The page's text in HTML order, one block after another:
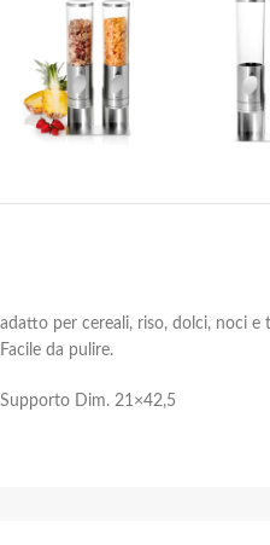
adatto per cereali, riso, dolci, noci
Facile da pulire.
Supporto Dim. 21×42,5